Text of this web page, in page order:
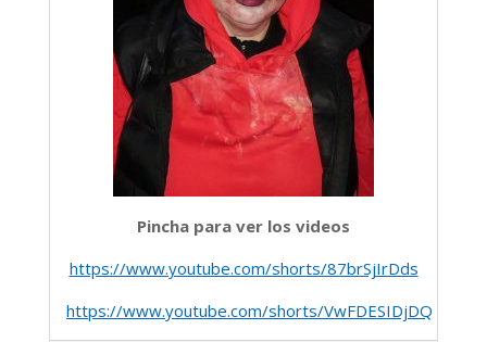
Pincha para ver los videos
https://www.youtube.com/shorts/87brSjIrDds
https://www.youtube.com/shorts/VwFDESIDjDQ